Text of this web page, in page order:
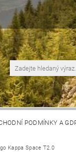
PODMÍNKY A
Kappa Space T2.0